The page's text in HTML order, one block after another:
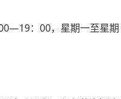
：00，星期一至星期